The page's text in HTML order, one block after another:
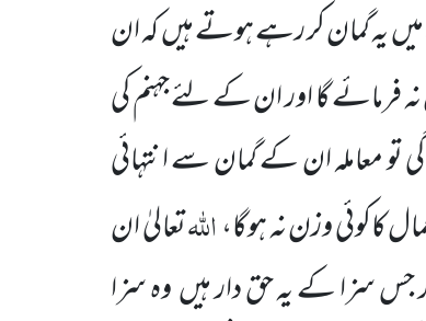
یہ گمان کر رہے ہوتے ہیںکہ ان
فرمائے گا اور ان کے لئے جہنم کی
معاملہ ان کے گمان سے انتہائی
کاکوئی وزن نہ ہوگا،اللہتعالیٰ ان
سزا کے یہ حق دار ہیںوہ سزا